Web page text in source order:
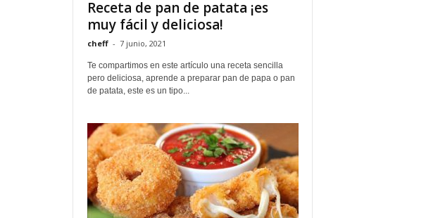
Receta de pan de patata ¡es
muy fácil y deliciosa!
cheff - 7 junio, 2021
Te compartimos en este artículo una receta sencilla
pero deliciosa, aprende a preparar pan de papa o pan
de patata, este es un tipo...